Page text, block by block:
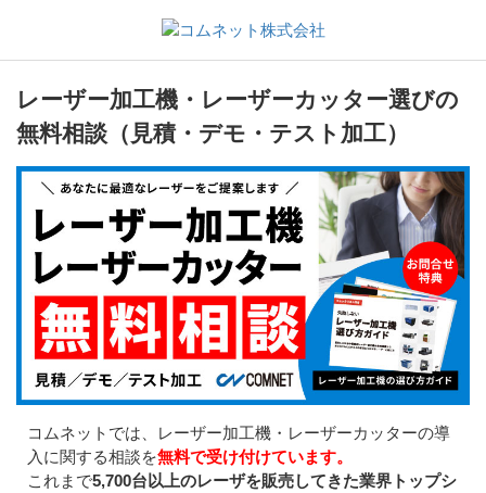
レーザー加工機・レーザーカッター選びの
無料相談（見積・デモ・テスト加工）
コムネットでは、レーザー加工機・レーザーカッターの導
入に関する相談を無料で受け付けています。
これまで5,700台以上のレーザを販売してきた業界トップシ